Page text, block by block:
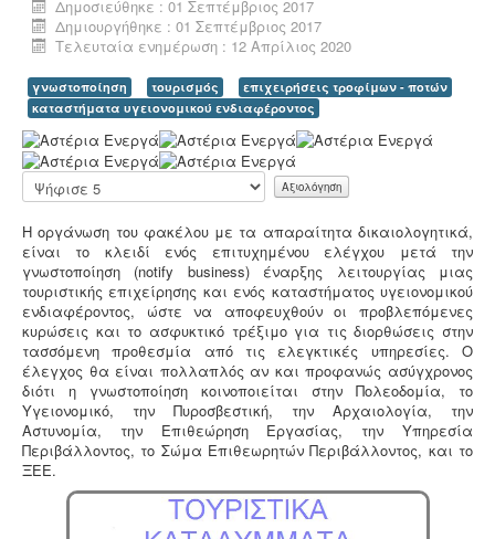
Μελέτη - άδεια διάθεσης υγρών αποβλήτων - Για
όλες τις επιχειρήσεις του νομού Θεσσαλονίκης η ΕΥΑΘ
ζητάει υγειονολογική μελέτη (πτυχιούχου μελετητή)
παραγωγής / επεξεργασίας / διάθεσης υγρών
διάθεσης - σύνδεσης με το δίκτυο αποχέτευσης (ειδικός
κανονισμός αποχέτευσης ΦΕΚ 1793Β-2018)..
Μελέτη πισίνας / κολυμβητικής
δεξαμενής - Οι πισίνες είναι χημικές εγκαταστάσεις
επεξεργασίας νερού σύμφωνα με το προεδρικό
διάταγμα ΠΔ 274/97. Για την λειτουργία της πισίνας
απαιτείται υγειονολογική - χημικοτεχνική μελέτη και
κανονισμός λειτουργίας - ασφαλείας. Η άδεια
λειτουργίας εκδίδεται με διαδικασίες γνωστοποίησης.
Δημοσιεύθηκε : 01 Σεπτέμβριος 2017
Δημιουργήθηκε : 01 Σεπτέμβριος 2017
Τελευταία ενημέρωση : 12 Απρίλιος 2020
γνωστοποίηση τουρισμός
επιχειρήσεις τροφίμων - ποτών
καταστήματα υγειονομικού ενδιαφέροντος
Α
ξ
ι
ο
ό
γ
η
σ
η
Χ
ρ
ή
σ
τ
η
:
Παρακαλώ
αξιολογήστε
Η οργάνωση του φακέλου με τα απαραίτητα δικαιολογητικά,
είναι το κλειδί ενός επιτυχημένου ελέγχου μετά την
γνωστοποίηση (notify business) έναρξης λειτουργίας μιας
τουριστικής επιχείρησης και ενός καταστήματος υγειονομικού
ενδιαφέροντος, ώστε να αποφευχθούν οι προβλεπόμενες
κυρώσεις και το ασφυκτικό τρέξιμο για τις διορθώσεις στην
τασσόμενη προθεσμία από τις ελεγκτικές υπηρεσίες. Ο
έλεγχος θα είναι πολλαπλός αν και προφανώς ασύγχρονος
διότι η γνωστοποίηση κοινοποιείται στην Πολεοδομία, το
Υγειονομικό, την Πυροσβεστική, την Αρχαιολογία, την
Αστυνομία, την Επιθεώρηση Εργασίας, την Υπηρεσία
Περιβάλλοντος, το Σώμα Επιθεωρητών Περιβάλλοντος, και το
ΞΕΕ.